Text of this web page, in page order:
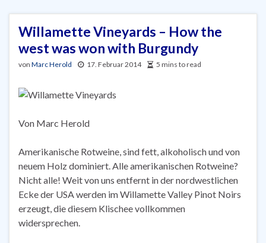
Willamette Vineyards – How the
west was won with Burgundy
von Marc Herold 17. Februar 2014 5 mins to read
Von Marc Herold
Amerikanische Rotweine, sind fett, alkoholisch und von
neuem Holz dominiert. Alle amerikanischen Rotweine?
Nicht alle! Weit von uns entfernt in der nordwestlichen
Ecke der USA werden im Willamette Valley Pinot Noirs
erzeugt, die diesem Klischee vollkommen
widersprechen.